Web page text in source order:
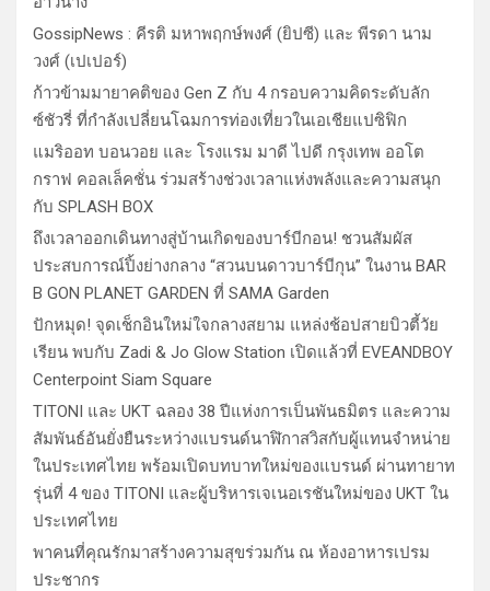
GossipNews : คีรติ มหาพฤกษ์พงศ์ (ยิปซี) และ พีรดา นาม
วงศ์ (เปเปอร์)
ก้าวข้ามมายาคติของ Gen Z กับ 4 กรอบความคิดระดับลัก
ซ์ชัวรี่ ที่กำลังเปลี่ยนโฉมการท่องเที่ยวในเอเชียแปซิฟิก
แมริออท บอนวอย และ โรงแรม มาดี ไปดี กรุงเทพ ออโต
กราฟ คอลเล็คชั่น ร่วมสร้างช่วงเวลาแห่งพลังและความสนุก
กับ SPLASH BOX
ถึงเวลาออกเดินทางสู่บ้านเกิดของบาร์บีกอน! ชวนสัมผัส
ประสบการณ์ปิ้งย่างกลาง “สวนบนดาวบาร์บีกุน” ในงาน BAR
B GON PLANET GARDEN ที่ SAMA Garden
ปักหมุด! จุดเช็กอินใหม่ใจกลางสยาม แหล่งช้อปสายบิวตี้วัย
เรียน พบกับ Zadi & Jo Glow Station เปิดแล้วที่ EVEANDBOY
Centerpoint Siam Square
TITONI และ UKT ฉลอง 38 ปีแห่งการเป็นพันธมิตร และความ
สัมพันธ์อันยั่งยืนระหว่างแบรนด์นาฬิกาสวิสกับผู้แทนจำหน่าย
ในประเทศไทย พร้อมเปิดบทบาทใหม่ของแบรนด์ ผ่านทายาท
รุ่นที่ 4 ของ TITONI และผู้บริหารเจเนอเรชันใหม่ของ UKT ใน
ประเทศไทย
พาคนที่คุณรักมาสร้างความสุขร่วมกัน ณ ห้องอาหารเปรม
ประชากร